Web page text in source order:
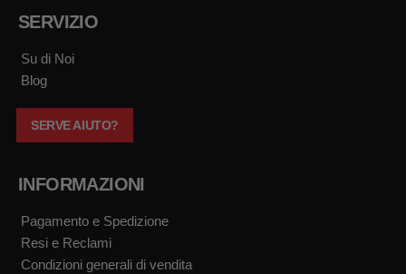
b
o
u
b
SERVIZIO
Su di Noi
Blog
SERVE AIUTO?
INFORMAZIONI
Pagamento e Spedizione
Resi e Reclami
Condizioni generali di vendita